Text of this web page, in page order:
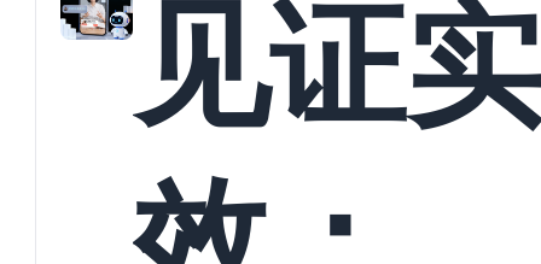
螳螂科
见证实